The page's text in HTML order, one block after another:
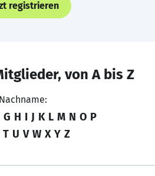
registrieren
von A bis Z
Nachname:
G H I J K L M N O P
T U V W X Y Z